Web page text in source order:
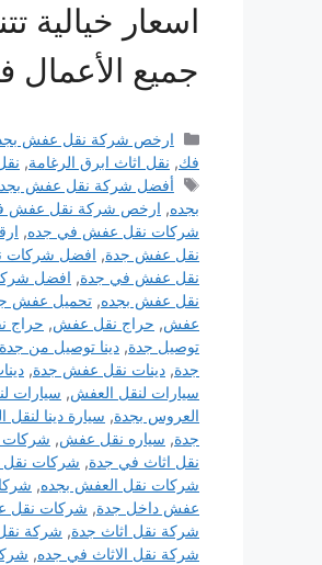
اسعار خيالية
جميع
التصنيفات
ارخص شركة نقل عفش
فك, نقل اثاث ابرق الرغامة,
الوسوم
أفضل شركة نقل عفش
بجده, ارخص شركة نقل عفش
شركات نقل عفش في جده,
نقل عفش جدة, افضل شركات
نقل عفش في جدة, افضل
نقل عفش بجده, تحميل عفش
عفش, حراج نقل عفش, حراج
توصيل جدة, دينا توصيل من جدة
جدة, دينات نقل عفش جدة,
سيارات لنقل العفش, سيارات
العروس بجدة, سيارة دينا
جدة, سياره نقل عفش, شركات
نقل اثاث في جدة, شركات نقل
شركات نقل العفش بجده,
عفش داخل جدة, شركات نقل
شركة نقل اثاث جدة, شركة
شركة نقل الاثاث في جده,